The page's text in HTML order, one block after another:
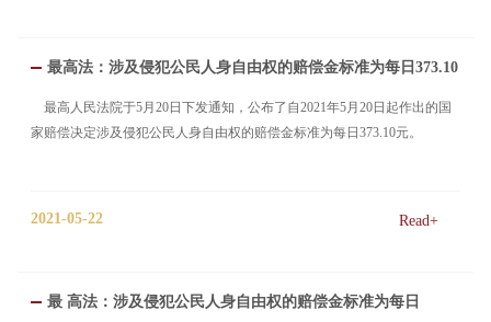
最高法：涉及侵犯公民人身自由权的赔偿金标准为每日373.10
最高人民法院于5月20日下发通知，公布了自2021年5月20日起作出的国
家赔偿决定涉及侵犯公民人身自由权的赔偿金标准为每日373.10元。
2021-05-22 Read+
最 高法：涉及侵犯公民人身自由权的赔偿金标准为每日